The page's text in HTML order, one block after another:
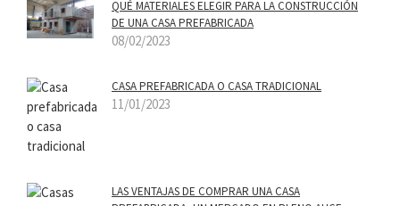
QUÉ MATERIALES ELEGIR PARA LA CONSTRUCCIÓN
DE UNA CASA PREFABRICADA
08/02/2023
CASA PREFABRICADA O CASA TRADICIONAL
11/01/2023
LAS VENTAJAS DE COMPRAR UNA CASA